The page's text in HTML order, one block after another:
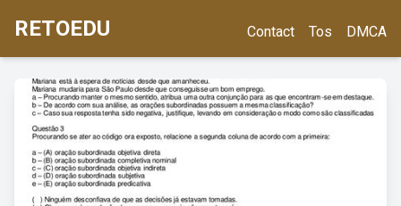
RETOEDU Contact Tos DMCA